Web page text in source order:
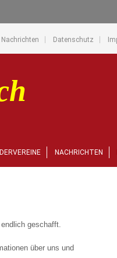
Nachrichten Datenschutz
NACHRICHTEN
geschafft.
über uns und